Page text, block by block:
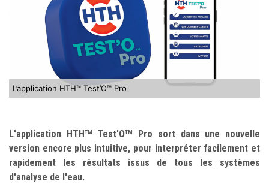
L’application HTH™ Test’O™ Pro
L'application HTHTM Test'OTM
Pro sort dans une nouvelle
version encore plus intuitive, pour interpréter facilement et
rapidement les résultats issus de tous les systèmes
d'analyse de l'eau.